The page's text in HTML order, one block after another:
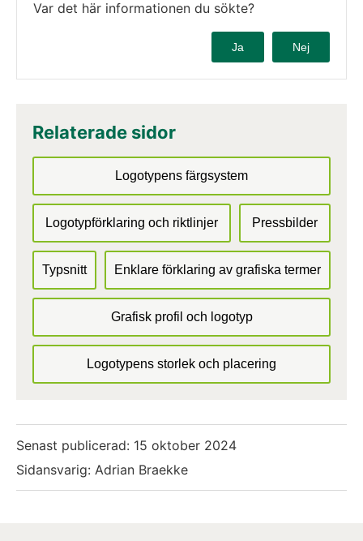
Var det här informationen du sökte?
Ja Nej
Relaterade sidor
Logotypens färgsystem
Logotypförklaring och riktlinjer Pressbilder
Typsnitt Enklare förklaring av grafiska termer
Grafisk profil och logotyp
Logotypens storlek och placering
Senast publicerad: 15 oktober 2024
Sidansvarig: Adrian Braekke